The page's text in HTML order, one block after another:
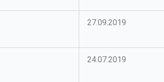
27.09.2019
24.07.2019